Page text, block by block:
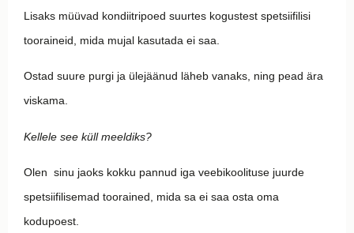
Lisaks müüvad kondiitripoed suurtes kogustest spetsiifilisi
tooraineid, mida mujal kasutada ei saa.
Ostad suure purgi ja ülejäänud läheb vanaks, ning pead ära
viskama.
Kellele see küll meeldiks?
Olen sinu jaoks kokku pannud iga veebikoolituse juurde
spetsiifilisemad toorained, mida sa ei saa osta oma
kodupoest.